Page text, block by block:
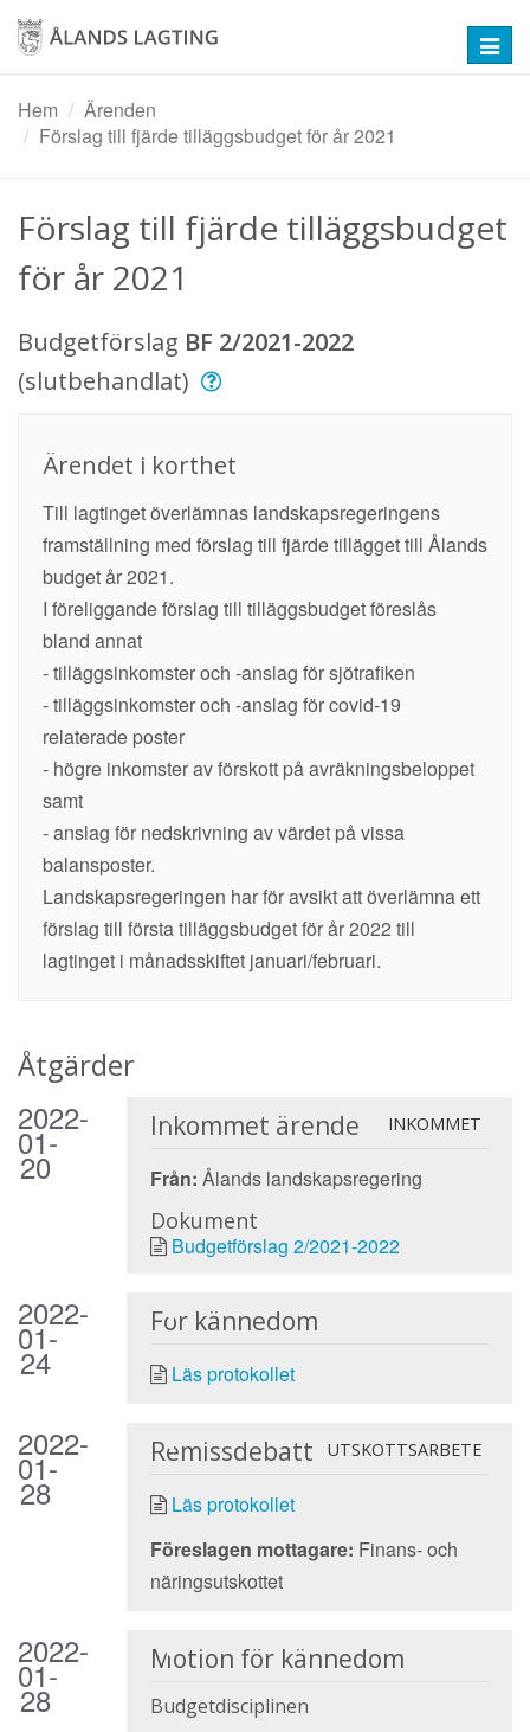
Hoppa
huvudinnehåll
Hem
Ärenden
Förslag till fjärde tilläggsbudget för år 2021
Förslag till fjärde tilläggsbudget
för år 2021
Budgetförslag BF 2/2021-2022
(slutbehandlat)
Ärendet i korthet
Till lagtinget överlämnas landskapsregeringens
framställning med förslag till fjärde tillägget till Ålands
budget år 2021.
I föreliggande förslag till tilläggsbudget föreslås
bland annat
- tilläggsinkomster och -anslag för sjötrafiken
- tilläggsinkomster och -anslag för covid-19
relaterade poster
- högre inkomster av förskott på avräkningsbeloppet
samt
- anslag för nedskrivning av värdet på vissa
balansposter.
Landskapsregeringen har för avsikt att överlämna ett
förslag till första tilläggsbudget för år 2022 till
lagtinget i månadsskiftet januari/februari.
Åtgärder
2022-
01-
20
Inkommet ärende INKOMMET
Från: Ålands landskapsregering
Dokument
Budgetförslag 2/2021-2022
2022-
01-
24
För kännedom
Läs protokollet
2022-
01-
28
Remissdebatt UTSKOTTSARBETE
Läs protokollet
Föreslagen mottagare: Finans- och
näringsutskottet
2022-
01-
28
Motion för kännedom
Budgetdisciplinen